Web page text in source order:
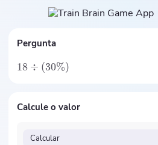
Pergunta
18 ÷ (30%)
Calcule o valor
Calcular